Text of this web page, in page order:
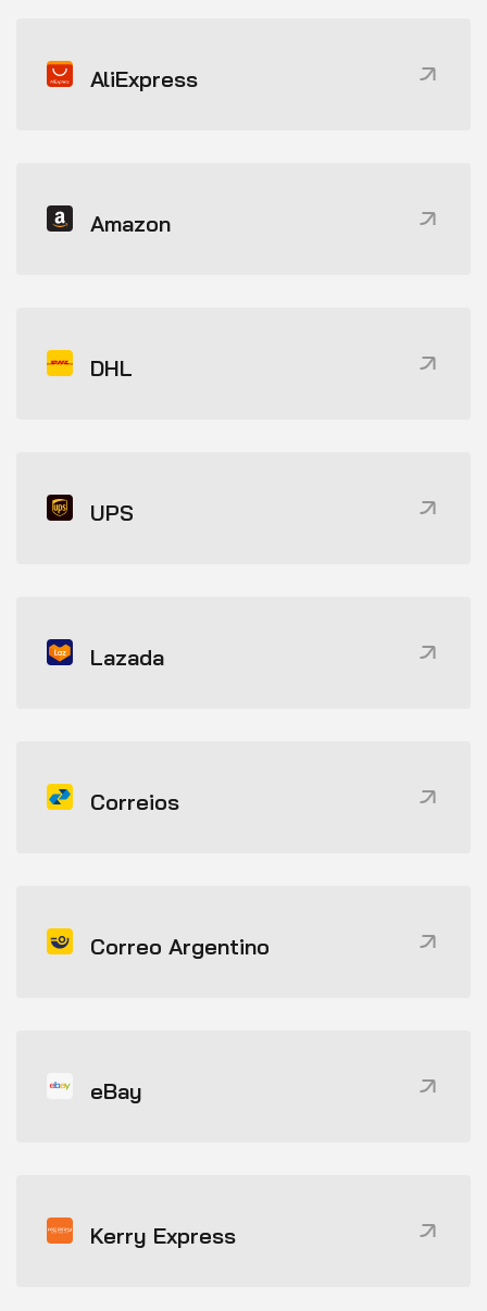
AliExpress
Amazon
DHL
UPS
Lazada
Correios
Correo Argentino
eBay
Kerry Express